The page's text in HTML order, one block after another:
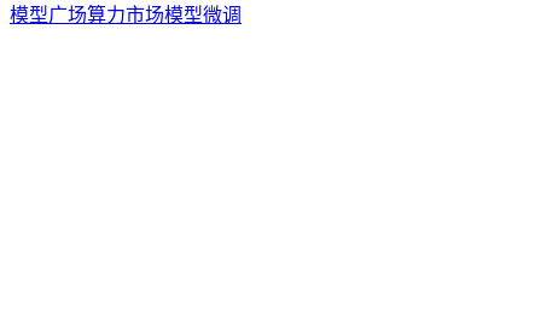
模型广场算力市场模型微调